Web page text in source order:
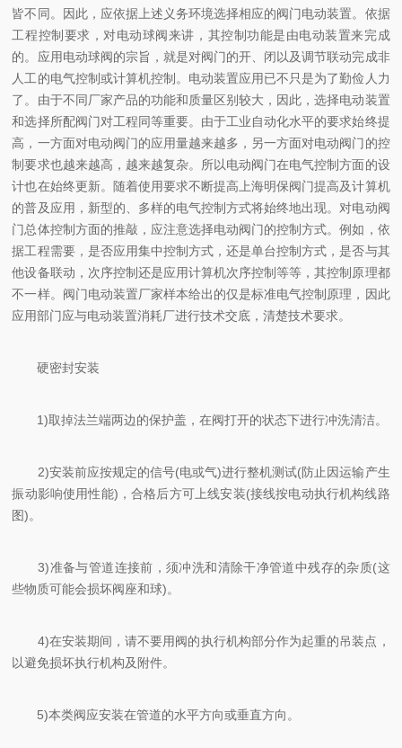
皆不同。因此，应依据上述义务环境选择相应的阀门电动装置。依据
工程控制要求，对电动球阀来讲，其控制功能是由电动装置来完成
的。应用电动球阀的宗旨，就是对阀门的开、闭以及调节联动完成非
人工的电气控制或计算机控制。电动装置应用已不只是为了勤俭人力
了。由于不同厂家产品的功能和质量区别较大，因此，选择电动装置
和选择所配阀门对工程同等重要。由于工业自动化水平的要求始终提
高，一方面对电动阀门的应用量越来越多，另一方面对电动阀门的控
制要求也越来越高，越来越复杂。所以电动阀门在电气控制方面的设
计也在始终更新。随着使用要求不断提高上海明保阀门提高及计算机
的普及应用，新型的、多样的电气控制方式将始终地出现。对电动阀
门总体控制方面的推敲，应注意选择电动阀门的控制方式。例如，依
据工程需要，是否应用集中控制方式，还是单台控制方式，是否与其
他设备联动，次序控制还是应用计算机次序控制等等，其控制原理都
不一样。阀门电动装置厂家样本给出的仅是标准电气控制原理，因此
应用部门应与电动装置消耗厂进行技术交底，清楚技术要求。
硬密封安装
1)取掉法兰端两边的保护盖，在阀打开的状态下进行冲洗清洁。
2)安装前应按规定的信号(电或气)进行整机测试(防止因运输产生
振动影响使用性能)，合格后方可上线安装(接线按电动执行机构线路
图)。
3)准备与管道连接前，须冲洗和清除干净管道中残存的杂质(这
些物质可能会损坏阀座和球)。
4)在安装期间，请不要用阀的执行机构部分作为起重的吊装点，
以避免损坏执行机构及附件。
5)本类阀应安装在管道的水平方向或垂直方向。